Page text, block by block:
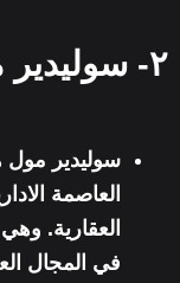
٢- سوليدير مول:
سوليدير
العاصمة
العقارية. وهي
في المجال